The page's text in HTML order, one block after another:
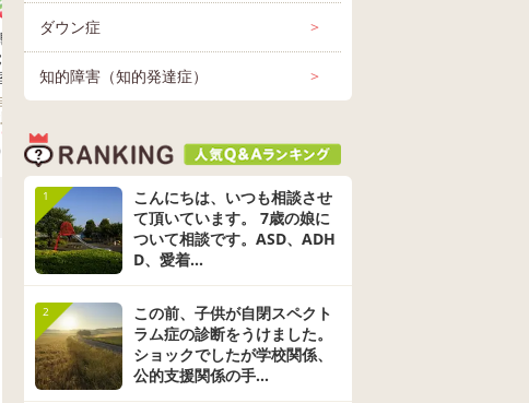
子がいま
敏が悪化
に入れな
た。 現
登校し1時
ら早退、
課後登校
。 聴覚
した背景
とはたく
で、学校
な調整
う予定で
ところ、学
まで通り
ていま
学校、中学
はどうさ
閉スペクトラ
学1・2年生
生 小学5・
学生・高校生
3件
11/11 投稿
から小学校に入学予
定の娘を持つ母で
す。 娘は、まだ診断
いぶあるのと、失敗
してしまった時に塞
ぎ込んでしまい、何
もやらないなど、困
り感満載な娘です。
そんな娘でも、お友
達が大好きで集団に
いる事を望む子でも
あるので、普通級に
進学する事を決めま
した。 しかし、最近
初めたスイミング
で、大勢の子に圧倒
発達障害かも（未診
2016/01/31 投稿
ASD診断済小2女子で
す。 学校へ行きしぶ
りがあり困っていま
す。 主に月曜日に酷
頭が痛いと言い、引
き剥がしても泣いて
動きません。行きた
くない理由は、クラ
スのざわついた環境
が自分に合わないか
いです。 （担任から
は、今まで参加出来
なかった体育だけど
頑張って参加できる
ASD（自閉スペクトラ
2022/02/15 投稿
ダウン症 >
知的障害（知的発達症） >
1
こんにちは、いつも相談させ
て頂いています。 7歳の娘に
ついて相談です。ASD、ADH
D、愛着...
2
この前、子供が自閉スペクト
ラム症の診断をうけました。
ショックでしたが学校関係、
公的支援関係の手...